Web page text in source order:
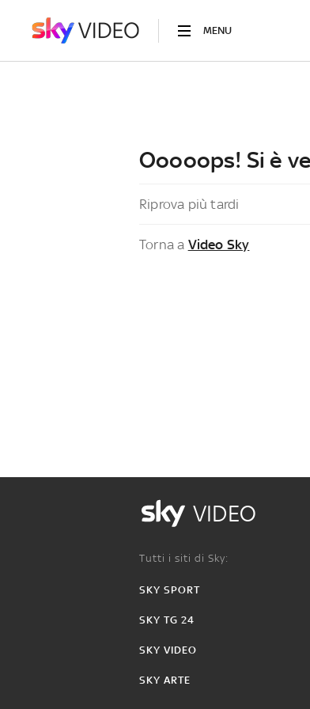
MENU
Ooooops! Si è
Riprova più tardi
Torna a Video Sky
VIDEO
Tutti i siti di Sky:
SKY SPORT
SKY TG 24
SKY VIDEO
SKY ARTE